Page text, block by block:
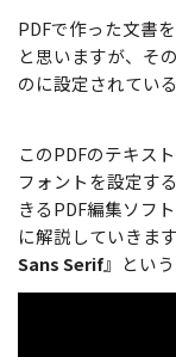
PDFで作った文書
と思いますが、そ
のに設定されてい
このPDFのテキス
フォントを設定す
きるPDF編集ソフ
に解説していきま
Sans Serif』とい